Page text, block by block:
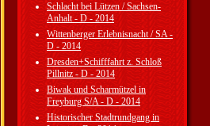
Schlacht bei Lützen / Sachsen-
Anhalt - D - 2014
Wittenberger Erlebnisnacht / SA -
D - 2014
Dresden+Schifffahrt z. Schloß
Pillnitz - D - 2014
Biwak und Scharmützel in
Freyburg S/A - D - 2014
Historischer Stadtrundgang in